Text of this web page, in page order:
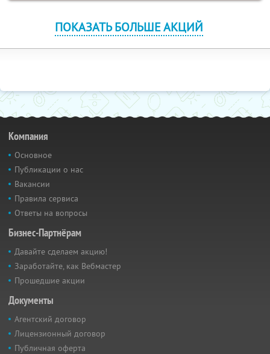
ПОКАЗАТЬ БОЛЬШЕ АКЦИЙ
Компания
Основное
Публикации о нас
Вакансии
Правила сервиса
Ответы на вопросы
Бизнес-Партнёрам
Давайте сделаем акцию!
Заработайте, как Вебмастер
Прошедшие акции
Документы
Агентский договор
Лицензионный договор
Публичная оферта